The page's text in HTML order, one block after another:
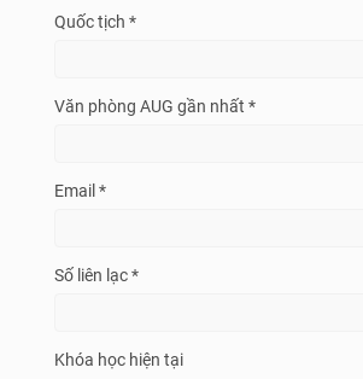
Quốc tịch *
Văn phòng AUG gần nhất *
Email *
Số liên lạc *
Khóa học hiện tại